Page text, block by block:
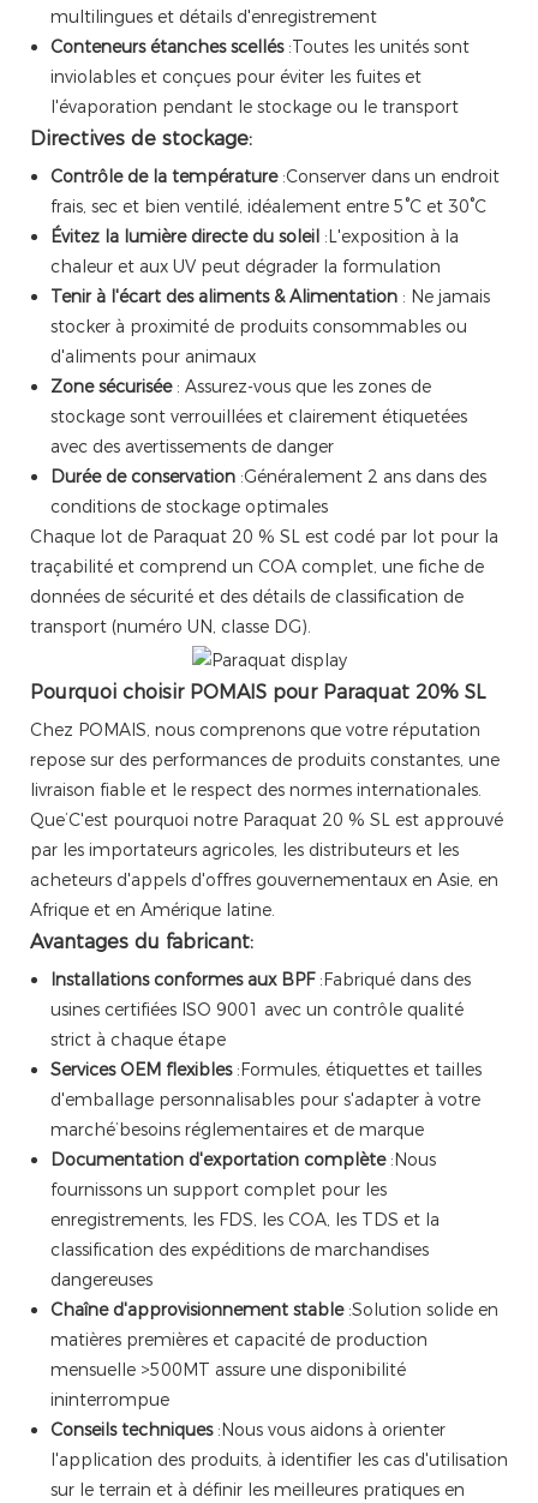
multilingues et détails d'enregistrement
Conteneurs étanches scellés :Toutes les unités sont
inviolables et conçues pour éviter les fuites et
l'évaporation pendant le stockage ou le transport
Directives de stockage:
Contrôle de la température :Conserver dans un endroit
frais, sec et bien ventilé, idéalement entre 5°C et 30°C
Évitez la lumière directe du soleil :L'exposition à la
chaleur et aux UV peut dégrader la formulation
Tenir à l'écart des aliments & Alimentation : Ne jamais
stocker à proximité de produits consommables ou
d'aliments pour animaux
Zone sécurisée : Assurez-vous que les zones de
stockage sont verrouillées et clairement étiquetées
avec des avertissements de danger
Durée de conservation :Généralement 2 ans dans des
conditions de stockage optimales
Chaque lot de Paraquat 20 % SL est codé par lot pour la
traçabilité et comprend un COA complet, une fiche de
données de sécurité et des détails de classification de
transport (numéro UN, classe DG).
Pourquoi choisir POMAIS pour Paraquat 20% SL
Chez POMAIS, nous comprenons que votre réputation
repose sur des performances de produits constantes, une
livraison fiable et le respect des normes internationales.
Que’C'est pourquoi notre Paraquat 20 % SL est approuvé
par les importateurs agricoles, les distributeurs et les
acheteurs d'appels d'offres gouvernementaux en Asie, en
Afrique et en Amérique latine.
Avantages du fabricant:
Installations conformes aux BPF :Fabriqué dans des
usines certifiées ISO 9001 avec un contrôle qualité
strict à chaque étape
Services OEM flexibles :Formules, étiquettes et tailles
d'emballage personnalisables pour s'adapter à votre
marché’besoins réglementaires et de marque
Documentation d'exportation complète :Nous
fournissons un support complet pour les
enregistrements, les FDS, les COA, les TDS et la
classification des expéditions de marchandises
dangereuses
Chaîne d'approvisionnement stable :Solution solide en
matières premières et capacité de production
mensuelle >500MT assure une disponibilité
ininterrompue
Conseils techniques :Nous vous aidons à orienter
l'application des produits, à identifier les cas d'utilisation
sur le terrain et à définir les meilleures pratiques en